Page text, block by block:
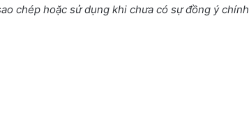
chép hoặc sử dụng khi chưa có sự đồng ý chính